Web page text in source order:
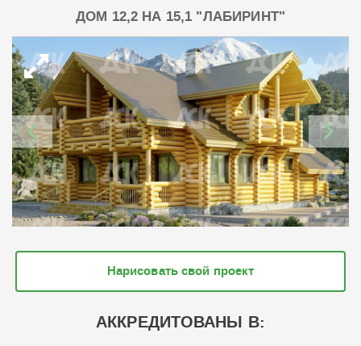
ДОМ 12,2 НА 15,1 "ЛАБИРИНТ"
Нарисовать свой проект
АККРЕДИТОВАНЫ В: